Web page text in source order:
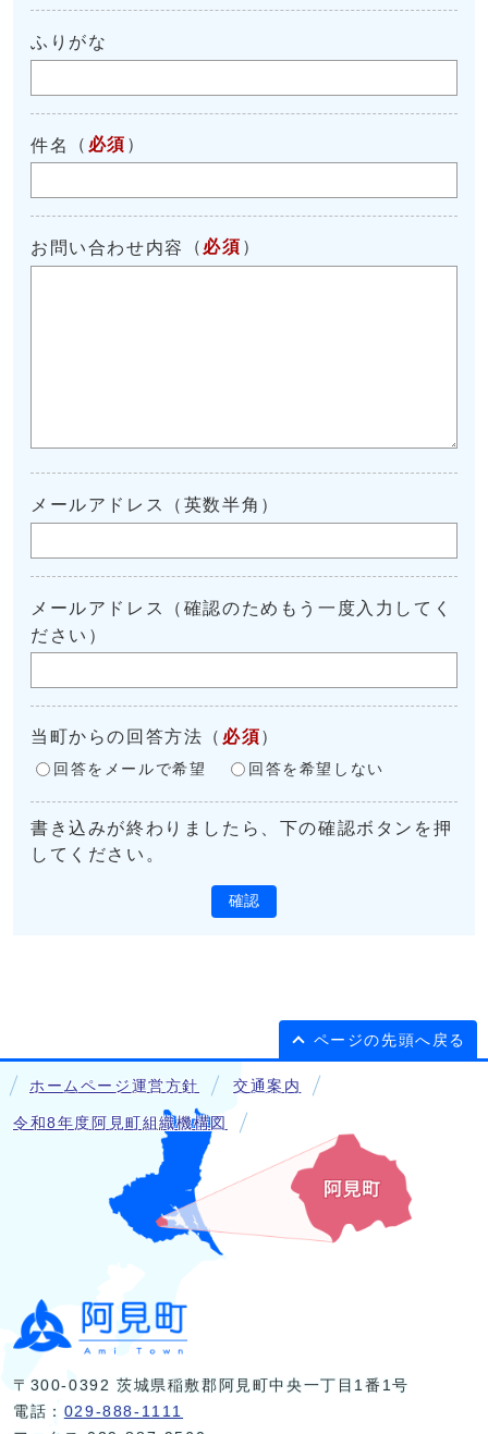
ふりがな
件名 （ 必須 ）
お問い合わせ内容 （ 必須 ）
メールアドレス（英数半角）
メールアドレス（確認のためもう一度入力してく
ださい）
当町からの回答方法 （ 必須 ）
回答をメールで希望 回答を希望しない
書き込みが終わりましたら、下の確認ボタンを押
してください。
確認
ページの先頭へ戻る
ホームページ運営方針 交通案内
令和8年度阿見町組織機構図
〒300-0392 茨城県稲敷郡阿見町中央一丁目1番1号
電話： 029-888-1111